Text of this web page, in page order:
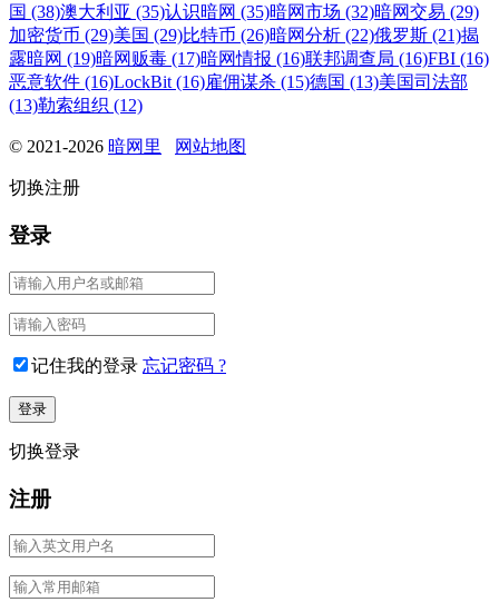
国 (38)澳大利亚 (35)认识暗网 (35)暗网市场 (32)暗网交易 (29)
加密货币 (29)美国 (29)比特币 (26)暗网分析 (22)俄罗斯 (21)揭
露暗网 (19)暗网贩毒 (17)暗网情报 (16)联邦调查局 (16)FBI (16)
恶意软件 (16)LockBit (16)雇佣谋杀 (15)德国 (13)美国司法部
(13)勒索组织 (12)
© 2021-2026 暗网里 网站地图
切换注册
登录
记住我的登录 忘记密码 ?
切换登录
注册